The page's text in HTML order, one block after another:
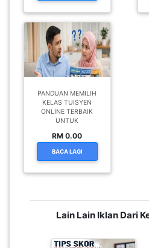
PANDUAN MEMILIH
KELAS TUISYEN
ONLINE TERBAIK
UNTUK
RM 0.00
BACA LAGI
Lain Lain Iklan Dari